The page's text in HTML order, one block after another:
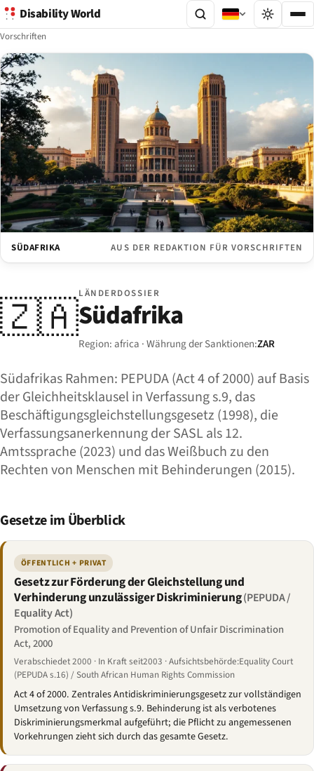
Disability World
Vorschriften
SÜDAFRIKA AUS DER REDAKTION FÜR VORSCHRIFTEN
🇿🇦LÄNDERDOSSIER
Südafrika
Region: africa · Währung der Sanktionen:ZAR
Südafrikas Rahmen: PEPUDA (Act 4 of 2000) auf Basis
der Gleichheitsklausel in Verfassung s.9, das
Beschäftigungsgleichstellungsgesetz (1998), die
Verfassungsanerkennung der SASL als 12.
Amtssprache (2023) und das Weißbuch zu den
Rechten von Menschen mit Behinderungen (2015).
Gesetze im Überblick
ÖFFENTLICH + PRIVAT
Gesetz zur Förderung der Gleichstellung und
Verhinderung unzulässiger Diskriminierung(PEPUDA /
Equality Act)
Promotion of Equality and Prevention of Unfair Discrimination
Act, 2000
Verabschiedet 2000 · In Kraft seit2003 · Aufsichtsbehörde:Equality Court
(PEPUDA s.16) / South African Human Rights Commission
Act 4 of 2000. Zentrales Antidiskriminierungsgesetz zur vollständigen
Umsetzung von Verfassung s.9. Behinderung ist als verbotenes
Diskriminierungsmerkmal aufgeführt; die Pflicht zu angemessenen
Vorkehrungen zieht sich durch das gesamte Gesetz.